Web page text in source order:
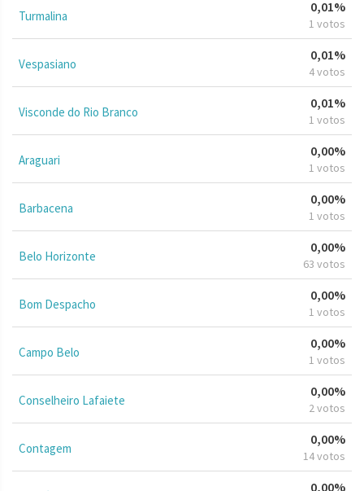
Turmalina
0,01%
1 votos
Vespasiano
0,01%
4 votos
Visconde do Rio Branco
0,01%
1 votos
Araguari
0,00%
1 votos
Barbacena
0,00%
1 votos
Belo Horizonte
0,00%
63 votos
Bom Despacho
0,00%
1 votos
Campo Belo
0,00%
1 votos
Conselheiro Lafaiete
0,00%
2 votos
Contagem
0,00%
14 votos
0,00%